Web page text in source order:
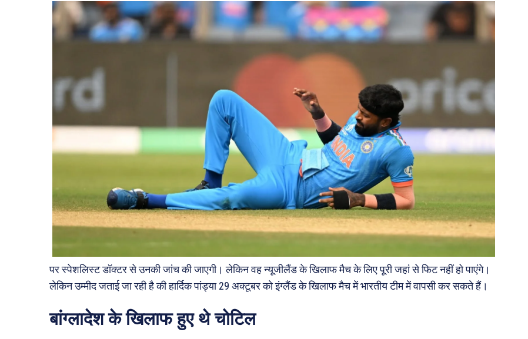
पर स्पेशलिस्ट डॉक्टर से उनकी जांच की जाएगी। लेकिन वह न्यूजीलैंड के खिलाफ मैच के लिए पूरी जहां से फिट नहीं हो पाएंगे।
लेकिन उम्मीद जताई जा रही है की हार्दिक पांड्या 29 अक्टूबर को इंग्लैंड के खिलाफ मैच में भारतीय टीम में वापसी कर सकते हैं।
बांग्लादेश के खिलाफ हुए थे चोटिल